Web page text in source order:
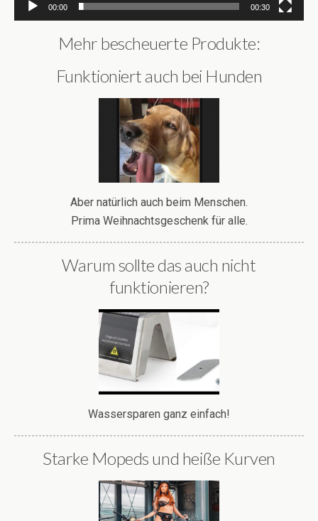
00:00 00:30
Mehr bescheuerte Produkte:
Funktioniert auch bei Hunden
Aber natürlich auch beim Menschen.
Prima Weihnachtsgeschenk für alle.
Warum sollte das auch nicht
funktionieren?
Wassersparen ganz einfach!
Starke Mopeds und heiße Kurven